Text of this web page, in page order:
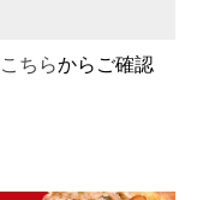
こちらからご確認